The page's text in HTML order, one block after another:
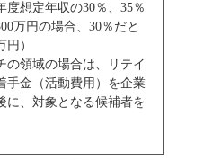
度想定年収の30％、35％
万円の場合、30％だと
円）
の領域の場合は、リテイ
手金（活動費用）を企業
に、対象となる候補者を